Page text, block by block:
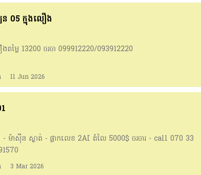
05 ក្នុងលឿង
តម្លៃ 13200 ចរចា 099912220/093912220
11 Jun 2026
ម៉ាស៊ីន ស្ងាត់ - ផ្លាកលេខ 2AI តំលៃ 5000$ ចរចារ - call 070 33
3 Mar 2026